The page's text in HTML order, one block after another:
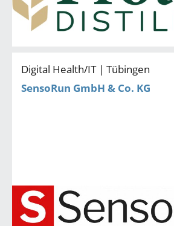
Digital Health/IT | Tübingen
SensoRun GmbH & Co. KG